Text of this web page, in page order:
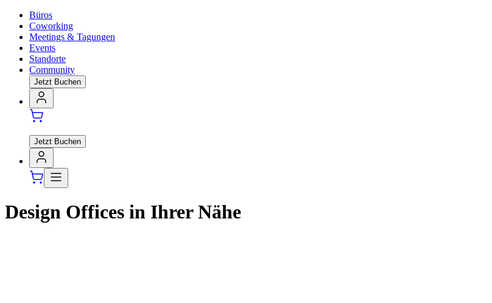
Büros
Coworking
Meetings & Tagungen
Events
Standorte
Community
Jetzt Buchen
Jetzt Buchen
Design Offices in Ihrer Nähe